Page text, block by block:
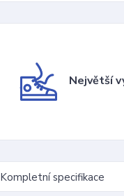
Největší
Kompletní specifikace